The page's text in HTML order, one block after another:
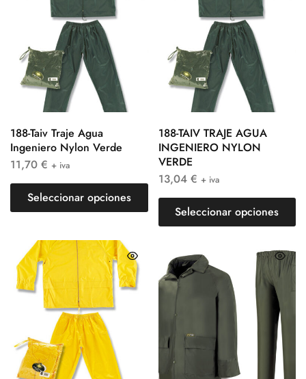
188-Taiv Traje Agua
Ingeniero Nylon Verde
11,70 € + iva
Seleccionar opciones
188-TAIV TRAJE AGUA
INGENIERO NYLON
VERDE
13,04 € + iva
Seleccionar opciones